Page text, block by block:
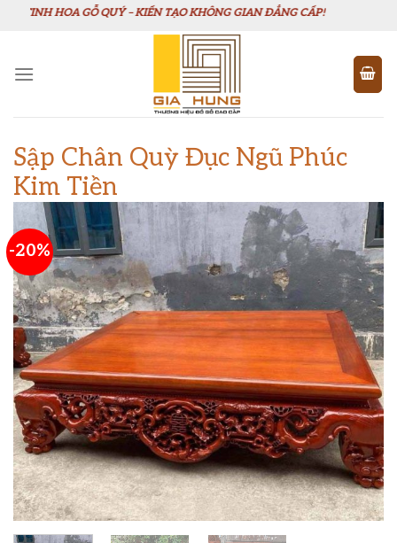
Chuyển
dung
HOA GỖ QUÝ – KIẾN TẠO KHÔNG GIAN ĐẲNG CẤP!
Sập Chân Quỳ Đục Ngũ Phúc
Kim Tiền
-20%